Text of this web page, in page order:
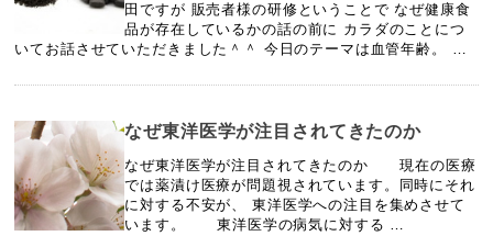
田ですが 販売者様の研修ということで なぜ健康食
品が存在しているかの話の前に カラダのことにつ
いてお話させていただきました＾＾ 今日のテーマは血管年齢。 …
なぜ東洋医学が注目されてきたのか
なぜ東洋医学が注目されてきたのか 現在の医療
では薬漬け医療が問題視されています。同時にそれ
に対する不安が、 東洋医学への注目を集めさせて
います。 東洋医学の病気に対する …